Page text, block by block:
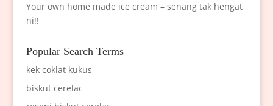
Your own home made ice cream – senang tak hengat
ni!!
Popular Search Terms
kek coklat kukus
biskut cerelac